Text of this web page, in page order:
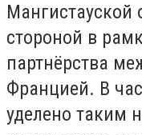
Мангистауской
стороной в
партнёрства
Францией. В
уделено таким